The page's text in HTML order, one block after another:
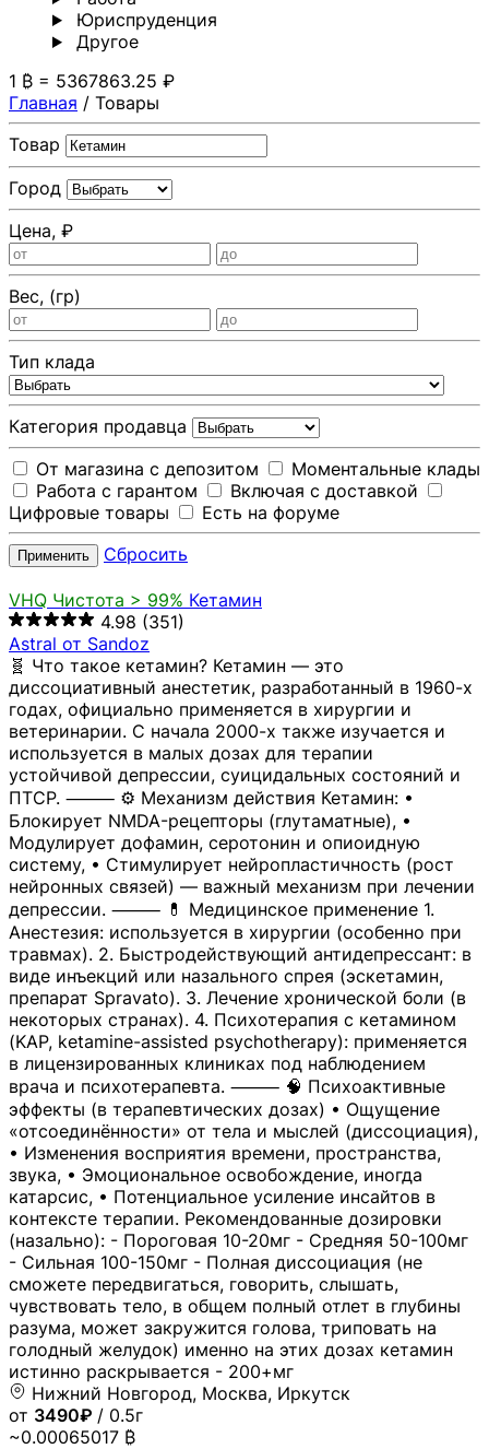
Юриспруденция
Другoе
1 ₿ = 5367863.25 ₽
Главная / Товары
Товар
Город
Цена, ₽
Вес, (гр)
Тип клада
Категория продавца
От магазина с депозитом
Моментальные клады
Работа с гарантом
Включая с доставкой
Цифровые товары
Есть на форуме
Применить Сбросить
VHQ Чистота > 99% Кетамин
4.98 (351)
Astral от Sandoz
🧬 Что такое кетамин? Кетамин — это
диссоциативный анестетик, разработанный в 1960-х
годах, официально применяется в хирургии и
ветеринарии. С начала 2000-х также изучается и
используется в малых дозах для терапии
устойчивой депрессии, суицидальных состояний и
ПТСР. ⸻ ⚙️ Механизм действия Кетамин: •
Блокирует NMDA-рецепторы (глутаматные), •
Модулирует дофамин, серотонин и опиоидную
систему, • Стимулирует нейропластичность (рост
нейронных связей) — важный механизм при лечении
депрессии. ⸻ 💊 Медицинское применение 1.
Анестезия: используется в хирургии (особенно при
травмах). 2. Быстродействующий антидепрессант: в
виде инъекций или назального спрея (эскетамин,
препарат Spravato). 3. Лечение хронической боли (в
некоторых странах). 4. Психотерапия с кетамином
(KAP, ketamine-assisted psychotherapy): применяется
в лицензированных клиниках под наблюдением
врача и психотерапевта. ⸻ 🧠 Психоактивные
эффекты (в терапевтических дозах) • Ощущение
«отсоединённости» от тела и мыслей (диссоциация),
• Изменения восприятия времени, пространства,
звука, • Эмоциональное освобождение, иногда
катарсис, • Потенциальное усиление инсайтов в
контексте терапии. Рекомендованные дозировки
(назально): - Пороговая 10-20мг - Средняя 50-100мг
- Сильная 100-150мг - Полная диссоциация (не
сможете передвигаться, говорить, слышать,
чувствовать тело, в общем полный отлет в глубины
разума, может закружится голова, триповать на
голодный желудок) именно на этих дозах кетамин
истинно раскрывается - 200+мг
Нижний Новгород, Москва, Иркутск
от 3490₽ / 0.5г
~0.00065017 ₿